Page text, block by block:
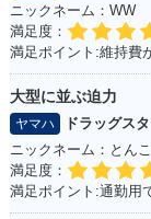
ニックネーム：WW
満足度：
大型に並ぶ迫力
ヤマハ
ドラッグス
ニックネーム：とん
満足度：